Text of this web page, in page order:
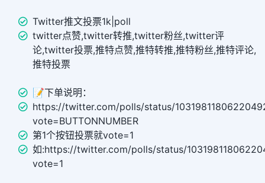
Twitter推文投票1k|poll
twitter点赞,twitter转推,twitter粉丝,twitter评
论,twitter投票,推特点赞,推特转推,推特粉丝,推特评论,
推特投票
📝下单说明：
https://twitter.com/polls/status/
vote=BUTTONNUMBER
第1个按钮投票就vote=1
如:https://twitter.com/polls/status/
vote=1